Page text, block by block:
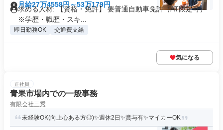
月給27万4558円～53万179円
求める人材: 【資格・免許】 要普通自動車免許（AT限定可）
※学歴・職歴・スキ...
即日勤務OK 交通費支給
気になる
正社員
青果市場内での一般事務
有限会社三秀
未経験OK(向上心ある方◎)✨週休2日✨賞与有✨マイカーOK